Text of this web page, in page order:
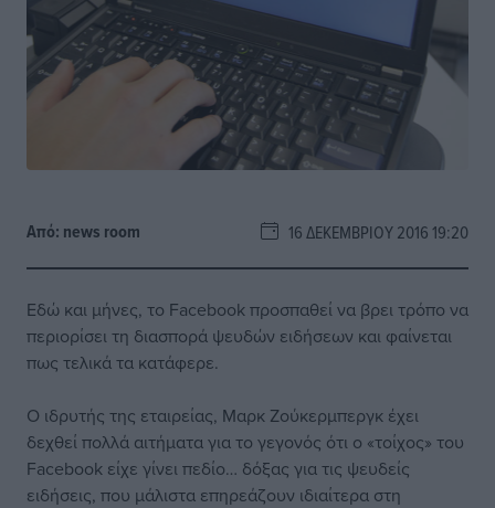
Από: news room 16 ΔΕΚΕΜΒΡΊΟΥ 2016 19:20
Εδώ και μήνες, το Facebook προσπαθεί να βρει τρόπο να
περιορίσει τη διασπορά ψευδών ειδήσεων και φαίνεται
πως τελικά τα κατάφερε.
Ο ιδρυτής της εταιρείας, Μαρκ Ζούκερμπεργκ έχει
δεχθεί πολλά αιτήματα για το γεγονός ότι ο «τοίχος» του
Facebook είχε γίνει πεδίο… δόξας για τις ψευδείς
ειδήσεις, που μάλιστα επηρεάζουν ιδιαίτερα στη